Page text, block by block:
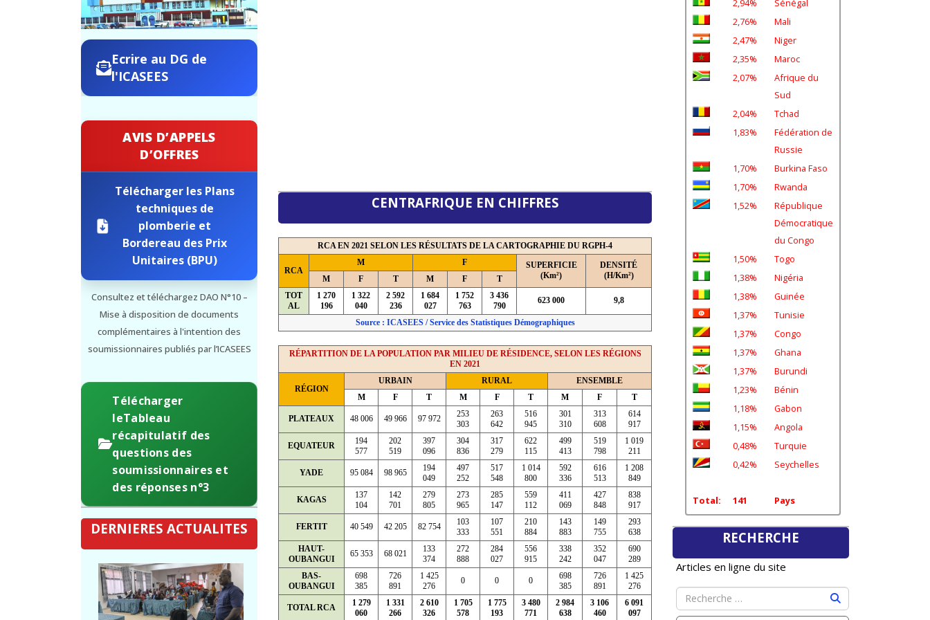
Ecrire au DG de
l'ICASEES
AVIS D’APPELS
D’OFFRES
Télécharger les Plans
techniques de
plomberie et
Bordereau des Prix
Unitaires (BPU)
Consultez et téléchargez DAO N°10 –
Mise à disposition de documents
complémentaires à l'intention des
soumissionnaires publiés par l’ICASEES
Télécharger
leTableau
récapitulatif des
questions des
soumissionnaires et
des réponses n°3
DERNIERES ACTUALITES
CENTRAFRIQUE EN CHIFFRES
RCA EN 2021 SELON LES RÉSULTATS DE LA CARTOGRAPHIE DU RGPH-4
RCA
M F
SUPERFICIE
(Km²)
DENSITÉ
(H/Km²)
M F T M F
T
TOT
AL
1 270
196
1 322
040
2 592
236
1 684
027
1 752
763
3 436
790
623 000 9,8
Source : ICASEES / Service des Statistiques Démographiques
RÉPARTITION DE LA POPULATION PAR MILIEU DE RÉSIDENCE, SELON LES RÉGIONS
EN 2021
RÉGION
URBAIN RURAL
ENSEMBLE
M
F T M F T M F T
PLATEAUX 48 006 49 966 97 972
253
303
263
642
516
945
301
310
313
608
614
917
EQUATEUR
194
577
202
519
397
096
304
836
317
279
622
115
499
413
519
798
1 019
211
YADE 95 084 98 965
194
049
497
252
517
548
1 014
800
592
336
616
513
1 208
849
KAGAS
137
104
142
701
279
805
273
965
285
147
559
112
411
069
427
848
838
917
FERTIT 40 549 42 205 82 754
103
333
107
551
210
884
143
883
149
755
293
638
HAUT-
OUBANGUI
65 353 68 021
133
374
272
888
284
027
556
915
338
242
352
047
690
289
BAS-
OUBANGUI
698
385
726
891
1 425
276
0 0 0
698
385
726
891
1 425
276
TOTAL RCA
1 279
060
1 331
266
2 610
326
1 705
578
1 775
193
3 480
771
2 984
638
3 106
460
6 091
097
2,94%
Sénégal
2,76%
Mali
2,47%
Niger
2,35%
Maroc
2,07%
Afrique du
Sud
2,04%
Tchad
1,83%
Fédération de
Russie
1,70%
Burkina Faso
1,70%
Rwanda
1,52%
République
Démocratique
du Congo
1,50%
Togo
1,38%
Nigéria
1,38%
Guinée
1,37%
Tunisie
1,37%
Congo
1,37%
Ghana
1,37%
Burundi
1,23%
Bénin
1,18%
Gabon
1,15%
Angola
0,48%
Turquie
0,42%
Seychelles
Total: 141 Pays
RECHERCHE
Articles en ligne du site